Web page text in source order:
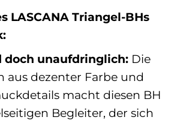
LASCANA Triangel-BHs
doch unaufdringlich:Die
aus dezenter Farbe und
macht diesen BH
Begleiter, der sich